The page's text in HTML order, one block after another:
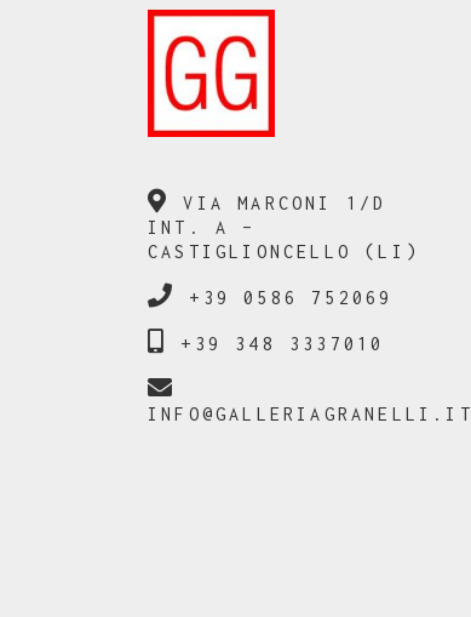
VIA MARCONI 1/D
INT. A –
CASTIGLIONCELLO (LI)
+39 0586 752069
+39 348 3337010
INFO@GALLERIAGRANELLI.IT